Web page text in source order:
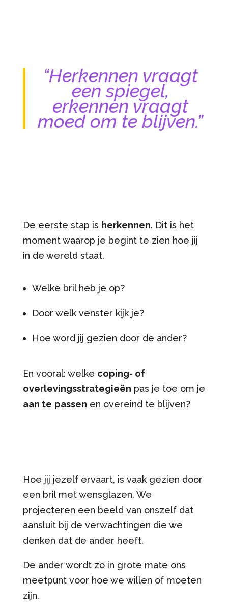
“Herkennen vraagt
een spiegel,
erkennen vraagt
moed om te blijven.”
De eerste stap is herkennen. Dit is het
moment waarop je begint te zien hoe jij
in de wereld staat.
Welke bril heb je op?
Door welk venster kijk je?
Hoe word jij gezien door de ander?
En vooral: welke coping- of
overlevingsstrategieën pas je toe om je
aan te passen en overeind te blijven?
Hoe jij jezelf ervaart, is vaak gezien door
een bril met wensglazen. We
projecteren een beeld van onszelf dat
aansluit bij de verwachtingen die we
denken dat de ander heeft.
De ander wordt zo in grote mate ons
meetpunt voor hoe we willen of moeten
zijn.